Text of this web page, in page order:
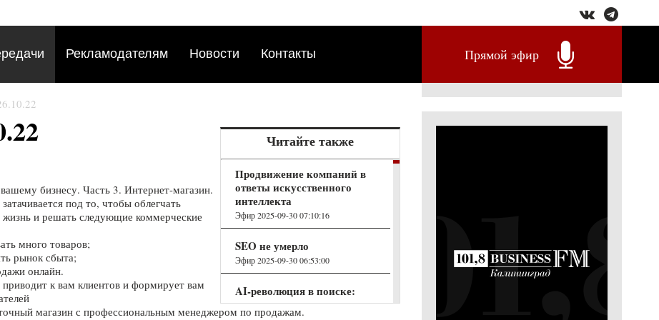
Рекламодателям Новости Контакты Прямой эфир
Читайте также
Продвижение компаний в
ответы искусственного
интеллекта
Эфир 2025-09-30 07:10:16
SEO не умерло
Эфир 2025-09-30 06:53:00
AI-революция в поиске:
почему становится меньше
бизнесу. Часть 3. Интернет-магазин.
под то, чтобы облегчать
и решать следующие коммерческие
много товаров;
рынок сбыта;
онлайн.
к вам клиентов и формирует вам
магазин с профессиональным менеджером по продажам.